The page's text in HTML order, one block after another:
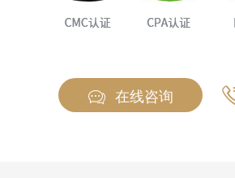
在线咨询